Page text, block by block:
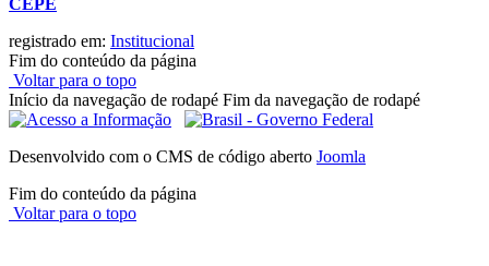
CEPE
registrado em: Institucional
Fim do conteúdo da página
Voltar para o topo
Início da navegação de rodapé Fim da navegação de rodapé
Desenvolvido com o CMS de código aberto Joomla
Fim do conteúdo da página
Voltar para o topo